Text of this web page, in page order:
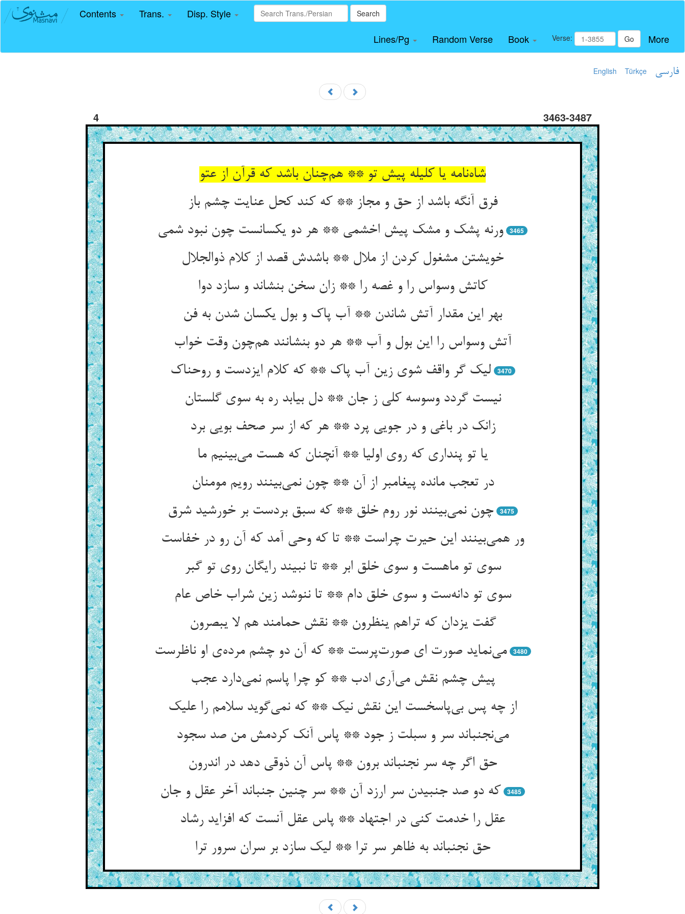
Contents Trans. Disp. Style Search
Lines/Pg Random Verse Book Verse: Go More
English Türkçe فارسی
4 3463-3487
شاه‌نامه یا کلیله پیش تو ** هم‌چنان باشد که قرآن از عتو
فرق آنگه باشد از حق و مجاز ** که کند کحل عنایت چشم باز
ورنه پشک و مشک پیش اخشمی ** هر دو یکسانست چون نبود شمی
3465
خویشتن مشغول کردن از ملال ** باشدش قصد از کلام ذوالجلال
کاتش وسواس را و غصه را ** زان سخن بنشاند و سازد دوا
بهر این مقدار آتش شاندن ** آب پاک و بول یکسان شدن به فن
آتش وسواس را این بول و آب ** هر دو بنشانند هم‌چون وقت خواب
لیک گر واقف شوی زین آب پاک ** که کلام ایزدست و روحناک
3470
نیست گردد وسوسه کلی ز جان ** دل بیابد ره به سوی گلستان
زانک در باغی و در جویی پرد ** هر که از سر صحف بویی برد
یا تو پنداری که روی اولیا ** آنچنان که هست می‌بینیم ما
در تعجب مانده پیغامبر از آن ** چون نمی‌بینند رویم مومنان
چون نمی‌بینند نور روم خلق ** که سبق بردست بر خورشید شرق
3475
ور همی‌بینند این حیرت چراست ** تا که وحی آمد که آن رو در خفاست
سوی تو ماهست و سوی خلق ابر ** تا نبیند رایگان روی تو گبر
سوی تو دانه‌ست و سوی خلق دام ** تا ننوشد زین شراب خاص عام
گفت یزدان که تراهم ینظرون ** نقش حمامند هم لا یبصرون
می‌نماید صورت ای صورت‌پرست ** که آن دو چشم مرده‌ی او ناظرست
3480
پیش چشم نقش می‌آری ادب ** کو چرا پاسم نمی‌دارد عجب
از چه پس بی‌پاسخست این نقش نیک ** که نمی‌گوید سلامم را علیک
می‌نجنباند سر و سبلت ز جود ** پاس آنک کردمش من صد سجود
حق اگر چه سر نجنباند برون ** پاس آن ذوقی دهد در اندرون
که دو صد جنبیدن سر ارزد آن ** سر چنین جنباند آخر عقل و جان
3485
عقل را خدمت کنی در اجتهاد ** پاس عقل آنست که افزاید رشاد
حق نجنباند به ظاهر سر ترا ** لیک سازد بر سران سرور ترا